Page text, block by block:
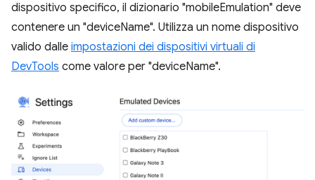
dispositivo specifico, il dizionario "mobileEmulation" deve
contenere un "deviceName". Utilizza un nome dispositivo
valido dalle impostazioni dei dispositivi virtuali di
DevTools come valore per "deviceName".